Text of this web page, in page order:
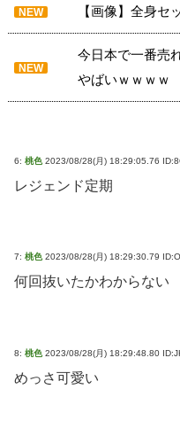
NEW 【画像】全身セ
NEW
今日本で一番売
やばいｗｗｗｗ
6: 桃色 2023/08/28(月) 18:29:05.76
レジェンド定期
7: 桃色 2023/08/28(月) 18:29:30.79
何回抜いたかわからない
8: 桃色 2023/08/28(月) 18:29:48.80
めっさ可愛い